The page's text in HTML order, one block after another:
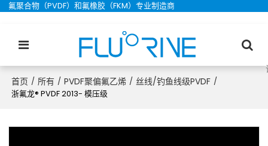
氟聚合物（PVDF）和氟橡胶（FKM）专业制造商
首页 / 所有 / PVDF聚偏氟乙烯 / 丝线/钓鱼线级PVDF /
浙氟龙® PVDF 2013- 模压级